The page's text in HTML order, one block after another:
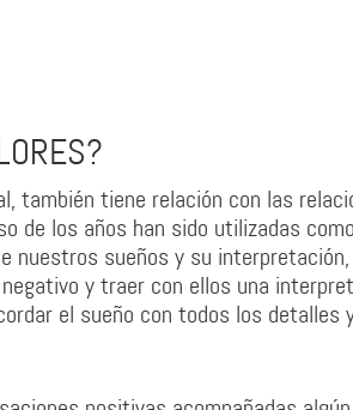
también tiene relación con las
de los años han sido utilizadas
nuestros sueños y su
y traer con ellos una
el sueño con todos los detalles